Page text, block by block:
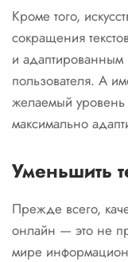
Кроме того,
сокращения
и
пользователя. А
желаемый уровень
максимально
Уменьшить
Прежде всего,
онлайн — это не
мире